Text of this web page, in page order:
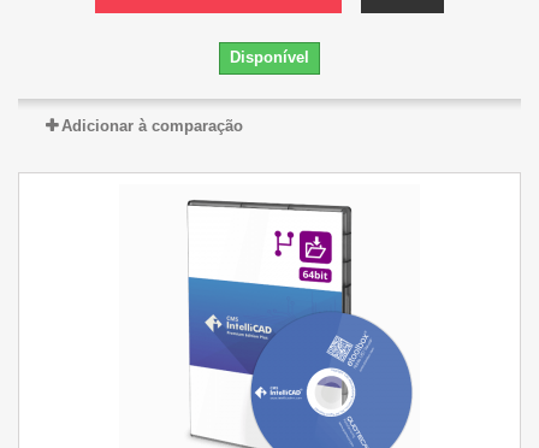
Disponível
Adicionar à comparação